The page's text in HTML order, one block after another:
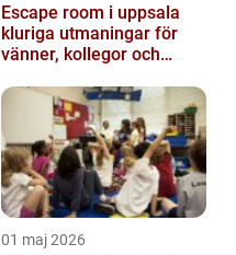
Escape room i uppsala
kluriga utmaningar för
vänner, kollegor och
01 maj 2026